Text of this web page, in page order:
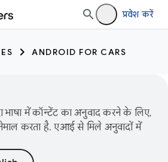
प्रवेश करें
ANDROID FOR CARS
में कॉन्टेंट का अनुवाद करने के लिए,
करता है. एआई से मिले अनुवादों में